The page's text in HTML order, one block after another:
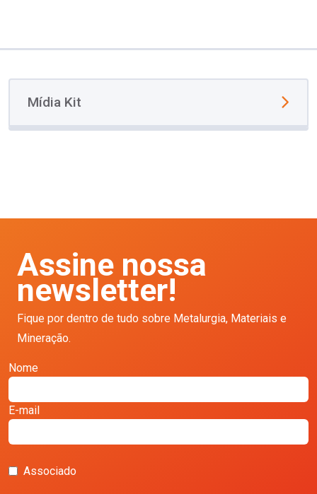
Mídia Kit
Assine nossa
newsletter!
Fique por dentro de tudo sobre Metalurgia, Materiais e
Mineração.
Nome
E-mail
Associado